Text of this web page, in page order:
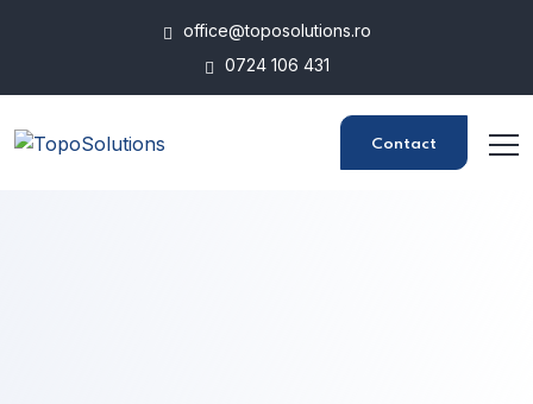
office@toposolutions.ro
0724 106 431
Contact